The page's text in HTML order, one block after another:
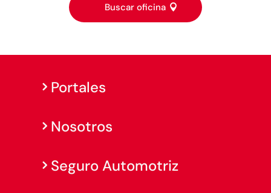
Buscar oficina
Portales
Nosotros
Seguro Automotriz